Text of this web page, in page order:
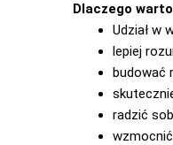
Dlaczego
Udział w
lepiej
budować
radzić